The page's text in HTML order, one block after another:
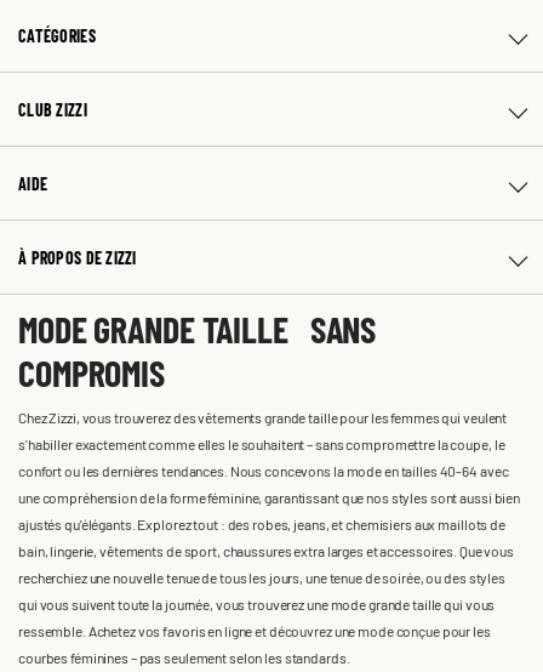
CATÉGORIES
CLUB ZIZZI
AIDE
À PROPOS DE ZIZZI
MODE GRANDE TAILLE SANS
COMPROMIS
Chez Zizzi, vous trouverez des vêtements grande taille pour les femmes qui veulent
s'habiller exactement comme elles le souhaitent – sans compromettre la coupe, le
confort ou les dernières tendances. Nous concevons la mode en tailles 40-64 avec
une compréhension de la forme féminine, garantissant que nos styles sont aussi bien
ajustés qu'élégants. Explorez tout : des robes, jeans, et chemisiers aux maillots de
bain, lingerie, vêtements de sport, chaussures extra larges et accessoires. Que vous
recherchiez une nouvelle tenue de tous les jours, une tenue de soirée, ou des styles
qui vous suivent toute la journée, vous trouverez une mode grande taille qui vous
ressemble. Achetez vos favoris en ligne et découvrez une mode conçue pour les
courbes féminines – pas seulement selon les standards.